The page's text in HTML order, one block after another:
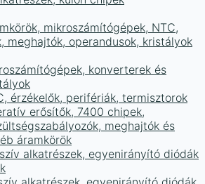
mikroszámítógépek, NTC,
meghajtók, operandusok, kristályok
konverterek és
érzékelők, perifériák, termisztorok
erősítők, 7400 chipek,
meghajtók és
áramkörök
alkatrészek, egyenirányító diódák